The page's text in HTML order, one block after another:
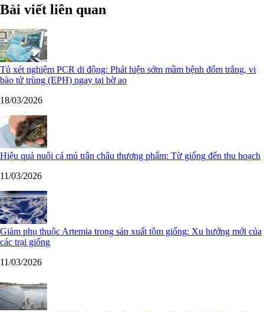
Bài viết liên quan
Tủ xét nghiệm PCR di động: Phát hiện sớm mầm bệnh đốm trắng, vi
bào tử trùng (EPH) ngay tại bờ ao
18/03/2026
Hiệu quả nuôi cá mú trân châu thương phẩm: Từ giống đến thu hoạch
11/03/2026
Giảm phụ thuộc Artemia trong sản xuất tôm giống: Xu hướng mới của
các trại giống
11/03/2026